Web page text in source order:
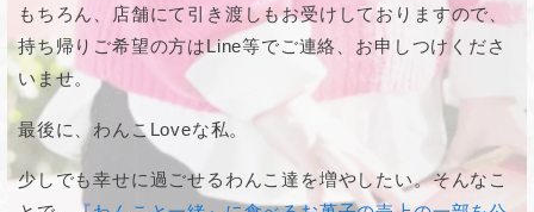
もちろん、店舗にて引き渡しもお受けしておりますので、
持ち帰りご希望の方はLine等でご連絡、お申しつけくださ
いませ。
最後に、わんこLoveな私。
少しでも幸せに過ごせるわんこ達を増やしたい。そんなこ